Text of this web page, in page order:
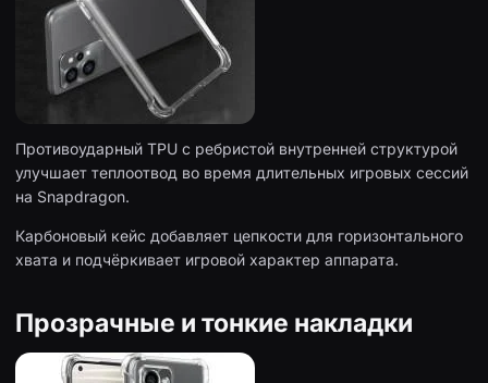
Противоударный TPU с ребристой внутренней структурой
улучшает теплоотвод во время длительных игровых сессий
на Snapdragon.
Карбоновый кейс добавляет цепкости для горизонтального
хвата и подчёркивает игровой характер аппарата.
Прозрачные и тонкие накладки